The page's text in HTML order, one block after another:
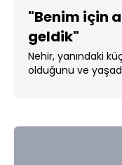
"Benim için
geldik"
Nehir, yanındaki
olduğunu ve